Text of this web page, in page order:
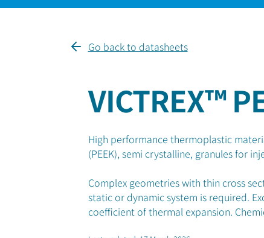
PEEK聚合物
内饰
可再生能源
LNG与氢能
技术指南
Go back to datasheets
VICTREX™
High performance thermoplastic
(PEEK), semi crystalline, granules for
Complex geometries with thin cross
static or dynamic system is required.
coefficient of thermal expansion.